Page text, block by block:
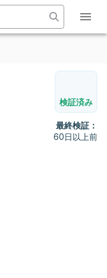
検証済み
最終検証：
60日以上前